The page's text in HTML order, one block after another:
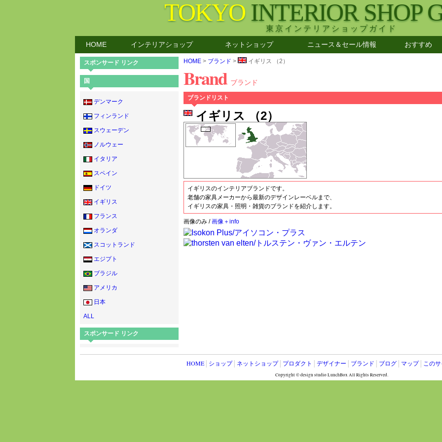
TOKYOINTERIOR SHOP
東京インテリアショップガイド
HOME インテリアショップ ネットショップ ニュース＆セール情報 おすすめ
スポンサード リンク
国
デンマーク
フィンランド
スウェーデン
ノルウェー
イタリア
スペイン
ドイツ
イギリス
フランス
オランダ
スコットランド
エジプト
ブラジル
アメリカ
日本
ALL
スポンサード リンク
HOME > ブランド > イギリス （2）
Brand ブランド
ブランドリスト
イギリス （2）
イギリスのインテリアブランドです。
老舗の家具メーカーから最新のデザインレーベルまで、
イギリスの家具・照明・雑貨のブランドを紹介します。
画像のみ /画像＋info
HOME ショップ│ ネットショップ│ プロダクト デザイナー ブランド ブログ マップ│ この
Copyright © design studio LunchBox All Rights Reserved.